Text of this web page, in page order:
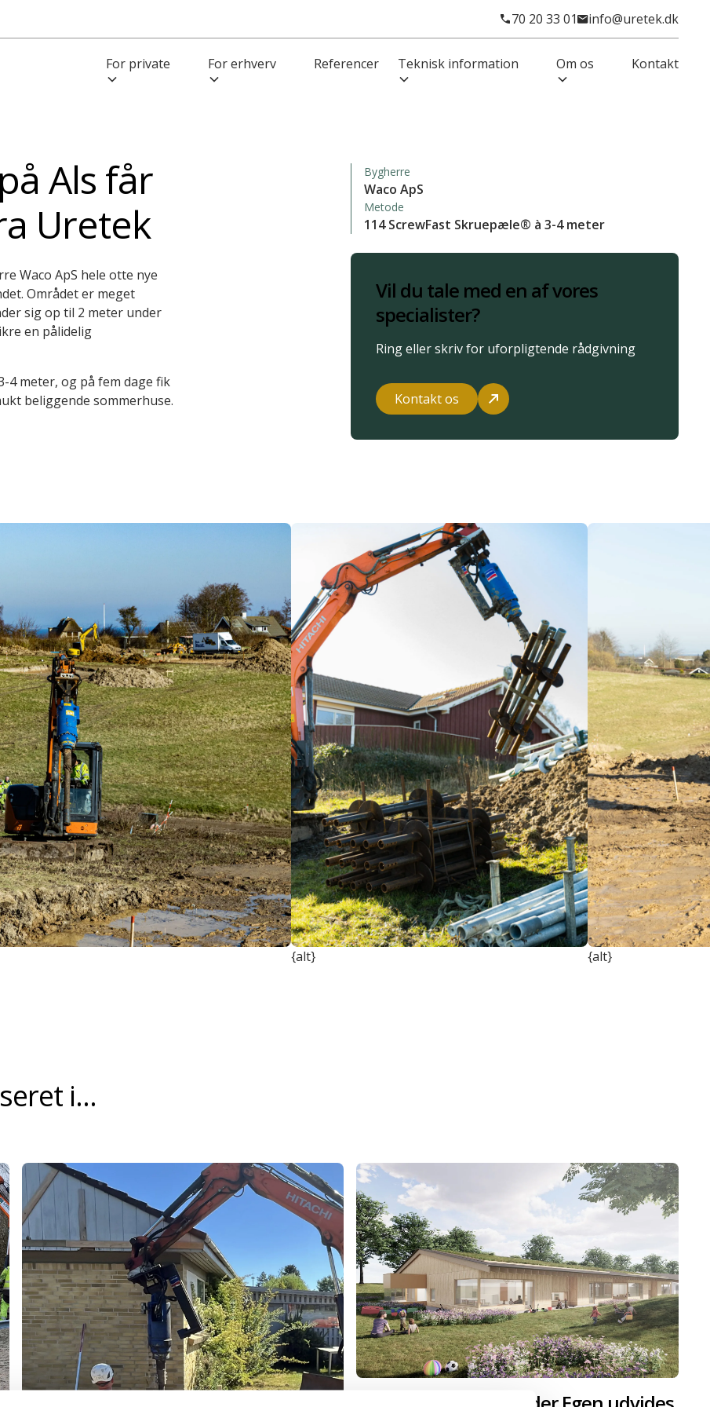
70 20 33 01 info@uretek.dk
For private For erhverv Referencer Teknisk information Om os Kontakt
Als får
Uretek
Waco ApS hele otte nye
Området er meget
sig op til 2 meter under
en pålidelig
4 meter, og på fem dage fik
beliggende sommerhuse.
Bygherre
Waco ApS
Metode
114 ScrewFast Skruepæle® à 3-4 meter
Vil du tale med en af vores
specialister?
Ring eller skriv for uforpligtende rådgivning
Kontakt os
{alt} {alt}
i...